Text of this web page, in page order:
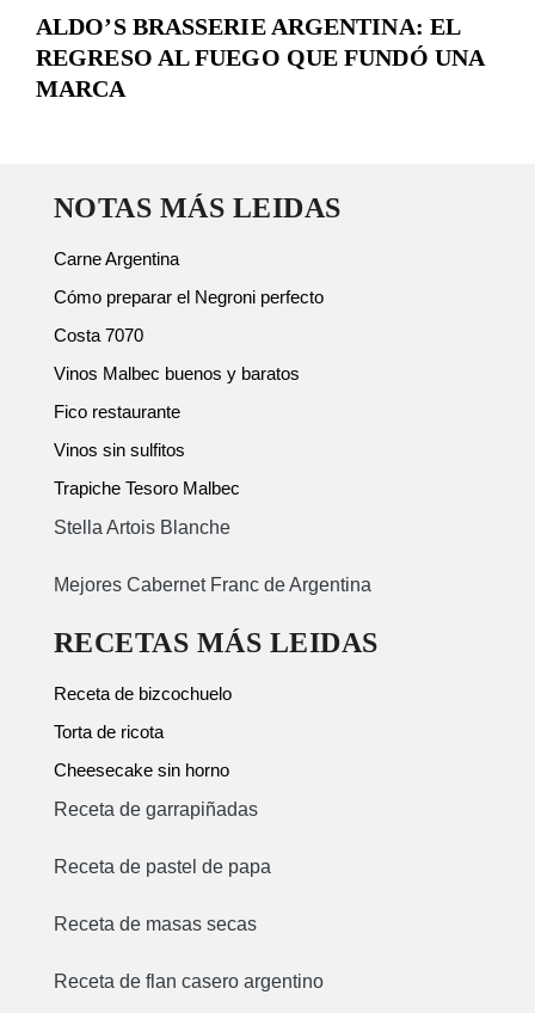
ALDO’S BRASSERIE ARGENTINA: EL
REGRESO AL FUEGO QUE FUNDÓ UNA
MARCA
NOTAS MÁS LEIDAS
Carne Argentina
Cómo preparar el Negroni perfecto
Costa 7070
Vinos Malbec buenos y baratos
Fico restaurante
Vinos sin sulfitos
Trapiche Tesoro Malbec
Stella Artois Blanche
Mejores Cabernet Franc de Argentina
RECETAS MÁS LEIDAS
Receta de bizcochuelo
Torta de ricota
Cheesecake sin horno
Receta de garrapiñadas
Receta de pastel de papa
Receta de masas secas
Receta de flan casero argentino